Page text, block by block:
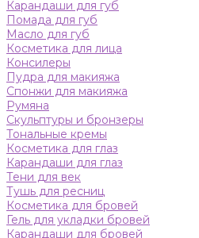
Карандаши для губ
Помада для губ
Масло для губ
Косметика для лица
Консилеры
Пудра для макияжа
Спонжи для макияжа
Румяна
Скульптуры и бронзеры
Тональные кремы
Косметика для глаз
Карандаши для глаз
Тени для век
Тушь для ресниц
Косметика для бровей
Гель для укладки бровей
Карандаши для бровей